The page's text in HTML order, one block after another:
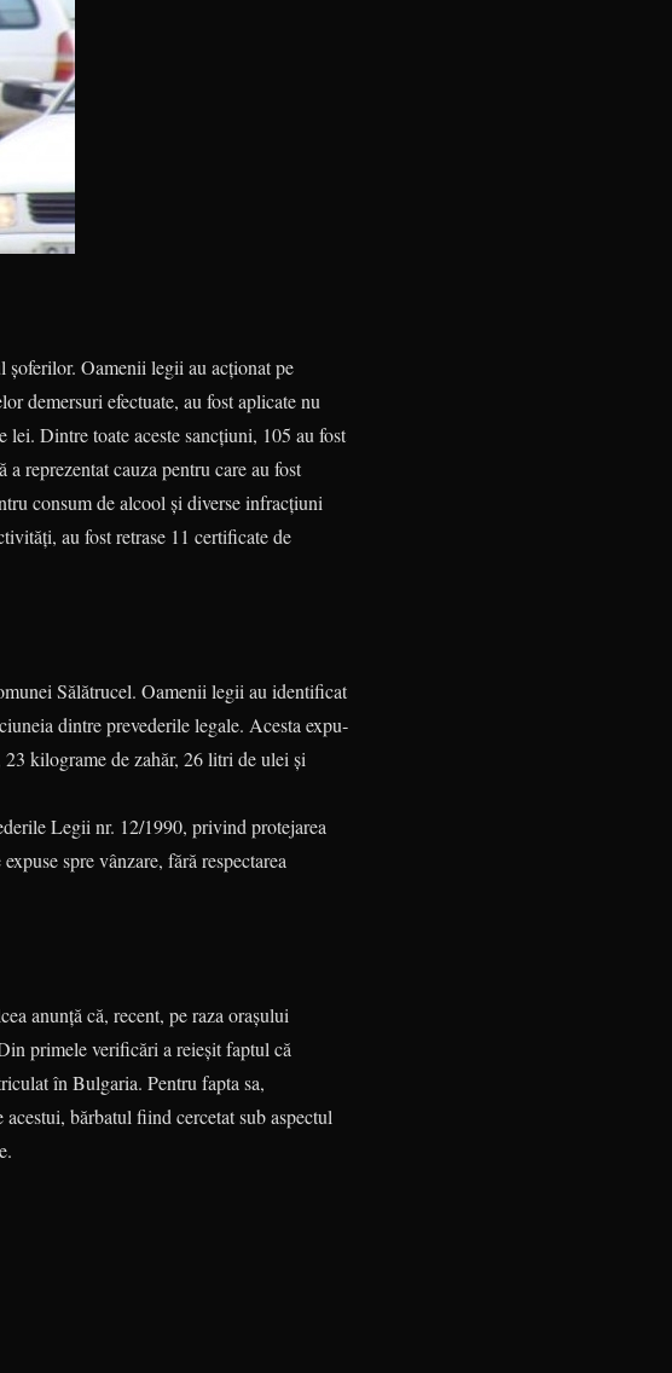
Oamenii legii au acționat pe
demersuri efectuate, au fost aplicate nu
Dintre toate aceste sancțiuni, 105 au fost
reprezentat cauza pentru care au fost
consum de alcool și diverse infracțiuni
au fost retrase 11 certificate de
Să­lă­trucel. Oamenii legii au identificat
dintre pre­vederile legale. Acesta expu­
kilograme de zahăr, 26 litri de ulei şi
Legii nr. 12/1990, privind protejarea
spre vânzare, fără respectarea
anunță că, recent, pe raza orașului
primele verificări a reieșit faptul că
în Bulgaria. Pentru fapta sa,
bărbatul fiind cercetat sub aspectul